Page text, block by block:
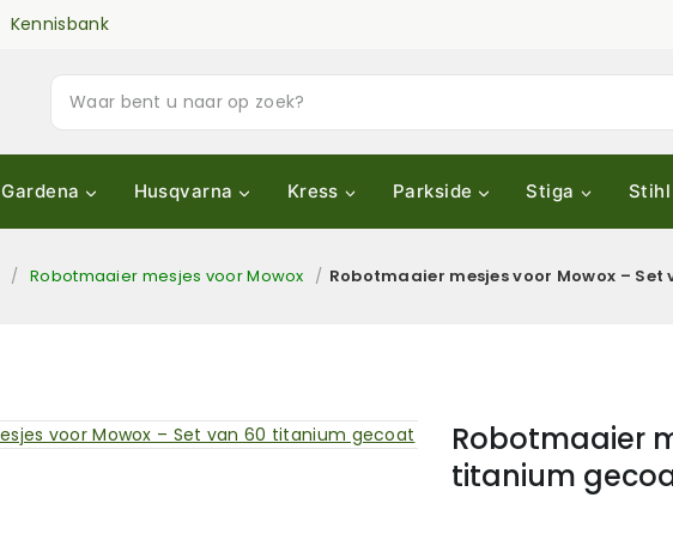
Kennisbank
Gardena Husqvarna Kress Parkside Stiga Stihl
/ Robotmaaier mesjes voor Mowox / Robotmaaier mesjes voor Mowox –
Robotmaaier
titanium